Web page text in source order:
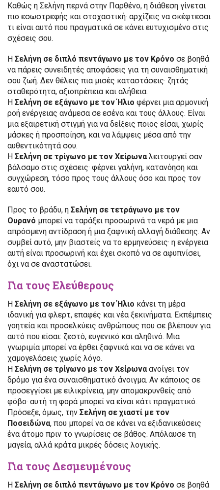
Καθώς η Σελήνη περνά στην Παρθένο, η διάθεση γίνεται
πιο εσωστρεφής και στοχαστική· αρχίζεις να σκέφτεσαι
τι είναι αυτό που πραγματικά σε κάνει ευτυχισμένο στις
σχέσεις σου.
Η Σελήνη σε διπλό πεντάγωνο με τον Κρόνο σε βοηθά
να πάρεις συνειδητές αποφάσεις για τη συναισθηματική
σου ζωή. Δεν θέλεις πια μισές καταστάσεις· ζητάς
σταθερότητα, αξιοπρέπεια και αλήθεια.
Η Σελήνη σε εξάγωνο με τον Ήλιο φέρνει μια αρμονική
ροή ενέργειας ανάμεσα σε εσένα και τους άλλους. Είναι
μια εξαιρετική στιγμή για να δείξεις ποιος είσαι, χωρίς
μάσκες ή προσποίηση, και να λάμψεις μέσα από την
αυθεντικότητά σου.
Η Σελήνη σε τρίγωνο με τον Χείρωναλειτουργεί σαν
βάλσαμο στις σχέσεις· φέρνει γαλήνη, κατανόηση και
συγχώρεση, τόσο προς τους άλλους όσο και προς τον
εαυτό σου.
Προς το βράδυ, η Σελήνη σε τετράγωνο με τον
Ουρανό μπορεί να ταράξει προσωρινά τα νερά με μια
απρόσμενη αντίδραση ή μια ξαφνική αλλαγή διάθεσης. Αν
συμβεί αυτό, μην βιαστείς να το ερμηνεύσεις· η ενέργεια
αυτή είναι προσωρινή και έχει σκοπό να σε αφυπνίσει,
όχι να σε αναστατώσει.
Για τους Ελεύθερους
Η Σελήνη σε εξάγωνο με τον Ήλιο κάνει τη μέρα
ιδανική για φλερτ, επαφές και νέα ξεκινήματα. Εκπέμπεις
γοητεία και προσελκύεις ανθρώπους που σε βλέπουν για
αυτό που είσαι: ζεστό, ευγενικό και αληθινό. Μια
γνωριμία μπορεί να έρθει ξαφνικά και να σε κάνει να
χαμογελάσεις χωρίς λόγο.
Η Σελήνη σε τρίγωνο με τον Χείρωναανοίγει τον
δρόμο για ένα συναισθηματικό άνοιγμα. Αν κάποιος σε
προσεγγίσει με ειλικρίνεια, μην απομακρυνθείς από
φόβο· αυτή τη φορά μπορεί να είναι κάτι πραγματικό.
Πρόσεξε, όμως, την Σελήνη σε χιαστί με τον
Ποσειδώνα, που μπορεί να σε κάνει να εξιδανικεύσεις
ένα άτομο πριν το γνωρίσεις σε βάθος. Απόλαυσε τη
μαγεία, αλλά κράτα μικρές δόσεις λογικής.
Για τους Δεσμευμένους
Η Σελήνη σε διπλό πεντάγωνο με τον Κρόνο σε βοηθά